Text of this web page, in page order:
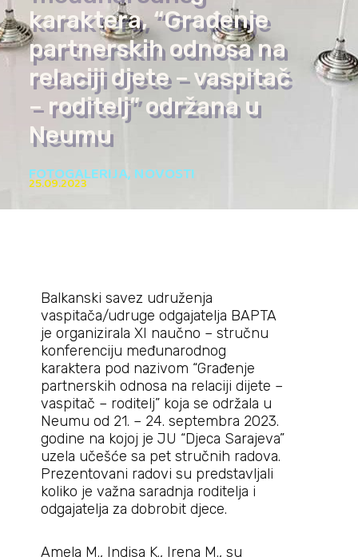
karaktera, “Građenje
partnerskih odnosa na
relaciji djete – vaspitač
– roditelj” održana u
Neumu
FOTOGALERIJA,NOVOSTI
25.09.2023
Balkanski savez udruženja
vaspitača/udruge odgajatelja BAPTA
je organizirala XI naučno – stručnu
konferenciju međunarodnog
karaktera pod nazivom “Građenje
partnerskih odnosa na relaciji dijete –
vaspitač – roditelj” koja se održala u
Neumu od 21. – 24. septembra 2023.
godine na kojoj je JU “Djeca Sarajeva”
uzela učešće sa pet stručnih radova.
Prezentovani radovi su predstavljali
koliko je važna saradnja roditelja i
odgajatelja za dobrobit djece.
Amela M., Indisa K., Irena M., su